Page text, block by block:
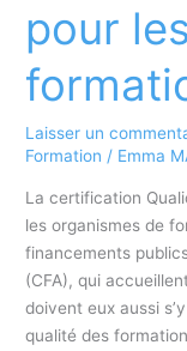
pour
Laisser un
Formation / Emma
La certification
les organismes de
financements
(CFA), qui
doivent eux aussi
qualité des